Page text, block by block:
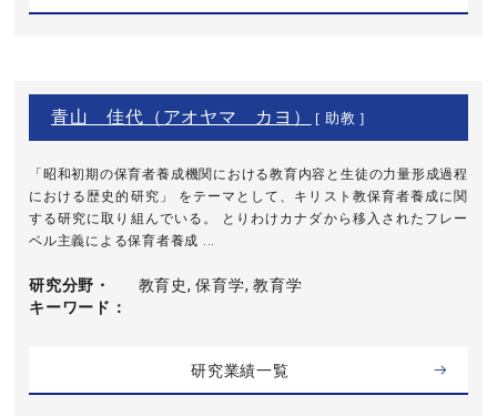
青山 佳代（アオヤマ カヨ） [ 助教 ]
「昭和初期の保育者養成機関における教育内容と生徒の力量形成過程
における歴史的研究」 をテーマとして、キリスト教保育者養成に関
する研究に取り組んでいる。 とりわけカナダから移入されたフレー
ベル主義による保育者養成 ...
研究分野・
キーワード
教育史, 保育学, 教育学
研究業績一覧